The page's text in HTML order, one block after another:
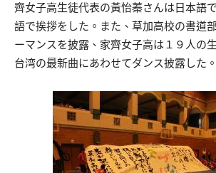
齊女子高生徒代表の黃怡蓁さんは日本語
語で挨拶をした。また、草加高校の書道
ーマンスを披露、家齊女子高は１９人の
台湾の最新曲にあわせてダンス披露した。